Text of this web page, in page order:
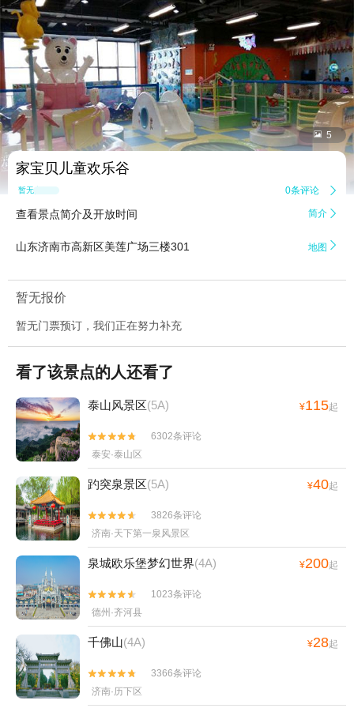
 5
家宝贝儿童欢乐谷
暂无点评 0条评论 
查看景点简介及开放时间 简介 
山东济南市高新区美莲广场三楼301 地图 
暂无报价
暂无门票预订，我们正在努力补充
看了该景点的人还看了
泰山风景区(5A) ¥115起


6302条评论
泰安·泰山区
趵突泉景区(5A) ¥40起


3826条评论
济南·天下第一泉风景区
泉城欧乐堡梦幻世界(4A) ¥200起


1023条评论
德州·齐河县
千佛山(4A) ¥28起


3366条评论
济南·历下区
